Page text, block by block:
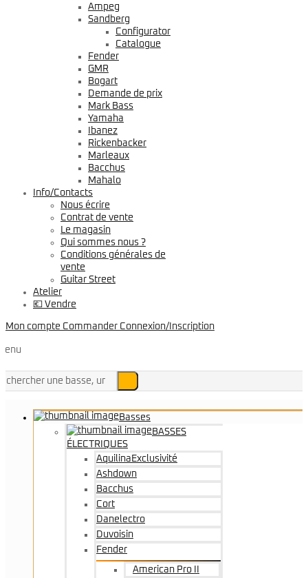
Ampeg
Sandberg
Configurator
Catalogue
Fender
GMR
Bogart
Demande de prix
Mark Bass
Yamaha
Ibanez
Rickenbacker
Marleaux
Bacchus
Mahalo
Info/Contacts
Nous écrire
Contrat de vente
Le magasin
Qui sommes nous ?
Conditions générales de
vente
Guitar Street
Atelier
💶 Vendre
Mon compte Commander Connexion/Inscription
Basses
BASSES
ÉLECTRIQUES
Aquilina Exclusivité
Ashdown
Bacchus
Cort
Danelectro
Duvoisin
Fender
American Pro II